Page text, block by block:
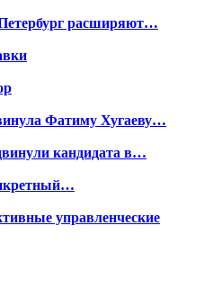
расширяют…
Фатиму Хугаеву…
кандидата в…
управленческие